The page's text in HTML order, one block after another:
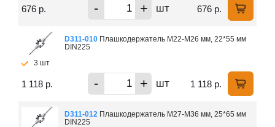
676 р. - + шт 676 р.
D311-010 Плашкодержатель М22-М26 мм, 22*55 мм
DIN225
3 шт
1 118 р. - + шт 1 118 р.
D311-012 Плашкодержатель М27-М36 мм, 25*65 мм
DIN225